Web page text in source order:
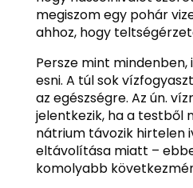
megiszom egy pohár
ahhoz, hogy
Persze mint
esni. A túl sok
az egészségre. Az ún.
jelentkezik, ha a testből
nátrium távozik hirtelen
eltávolítása miatt –
komolyabb